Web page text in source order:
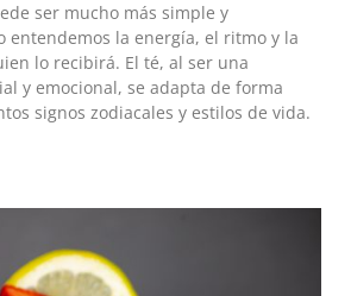
ser mucho más simple y
entendemos la energía, el ritmo y la
lo recibirá. El té, al ser una
y emocional, se adapta de forma
signos zodiacales y estilos de vida.